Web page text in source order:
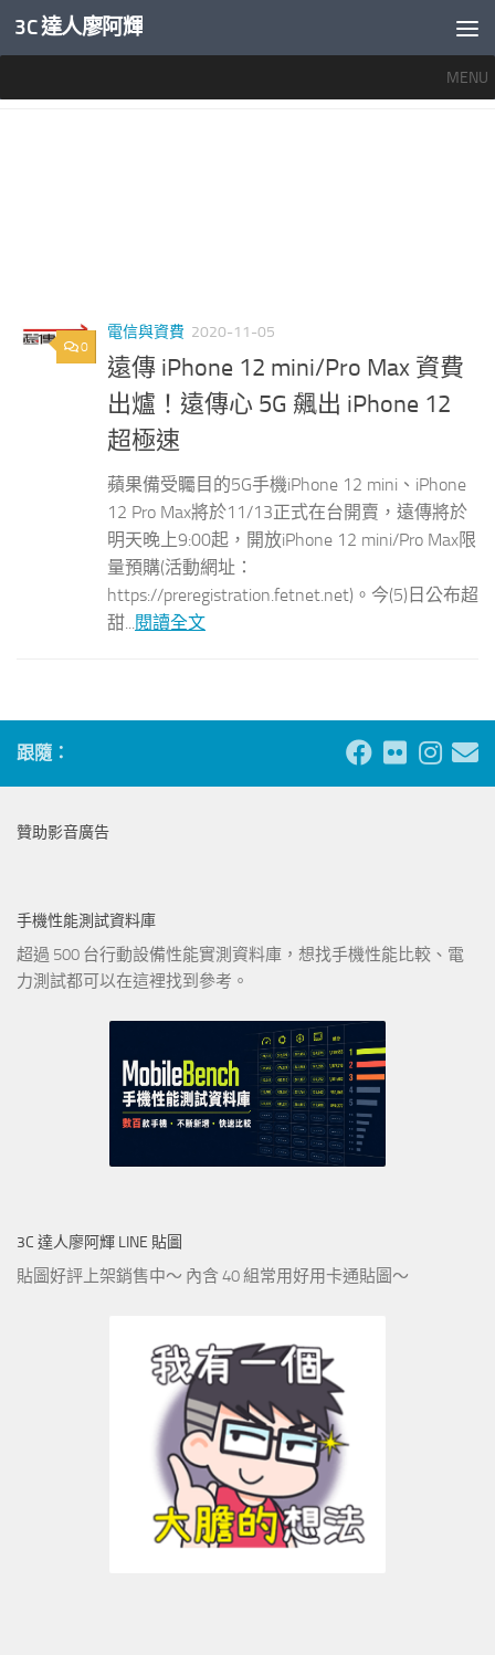
內文下方
3C 達人廖阿輝
MENU
0
電信與資費 2020-11-05
遠傳 iPhone 12 mini/Pro Max 資費
出爐！遠傳心 5G 飆出 iPhone 12
超極速
蘋果備受矚目的5G手機iPhone 12 mini、iPhone
12 Pro Max將於11/13正式在台開賣，遠傳將於
明天晚上9:00起，開放iPhone 12 mini/Pro Max限
量預購(活動網址：
https://preregistration.fetnet.net)。今(5)日公布超
甜...閱讀全文
跟隨：
贊助影音廣告
手機性能測試資料庫
超過 500 台行動設備性能實測資料庫，想找手機性能比較、電
力測試都可以在這裡找到參考。
3C 達人廖阿輝 LINE 貼圖
貼圖好評上架銷售中～ 內含 40 組常用好用卡通貼圖～